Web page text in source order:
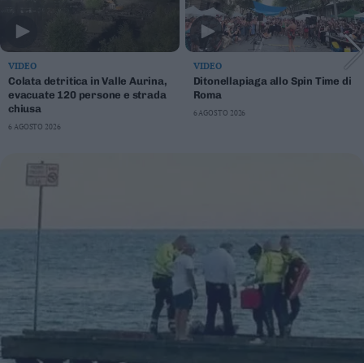
Cultura
e
Spettacoli
Salute
e
Benessere
Montagna
Territori
Pergine
–
VIDEO
Colata detritica in Valle Aurina,
evacuate 120 persone e strada
chiusa
6 AGOSTO 2026
VIDEO
Ditonellapiaga allo Spin Time di
Roma
6 AGOSTO 2026